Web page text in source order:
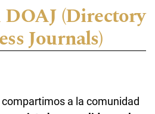
(Directory
Journals)
a la comunidad